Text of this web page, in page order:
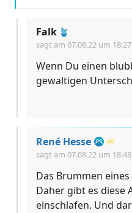
Falk 🪴
sagt am 07.08.22 um
Wenn Du einen
gewaltigen
René Hesse ♾️
sagt am 07.08.22 um
Das Brummen
Daher gibt es diese
einschlafen. Und